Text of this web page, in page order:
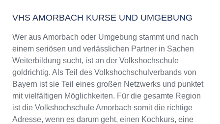
VHS AMORBACH KURSE UND UMGEBUNG
Wer aus Amorbach oder Umgebung stammt und nach
einem seriösen und verlässlichen Partner in Sachen
Weiterbildung sucht, ist an der Volkshochschule
goldrichtig. Als Teil des Volkshochschulverbands von
Bayern ist sie Teil eines großen Netzwerks und punktet
mit vielfältigen Möglichkeiten. Für die gesamte Region
ist die Volkshochschule Amorbach somit die richtige
Adresse, wenn es darum geht, einen Kochkurs, eine